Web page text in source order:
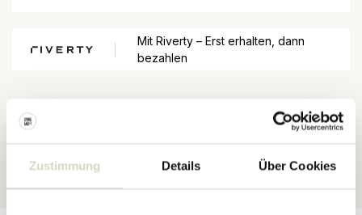
Zustimmung Details Über Cookies
Mit Riverty – Erst erhalten, dann
bezahlen
kostenloser Versand ab
★★★★★4,5/5 Sterne bei Webshop Trustmark